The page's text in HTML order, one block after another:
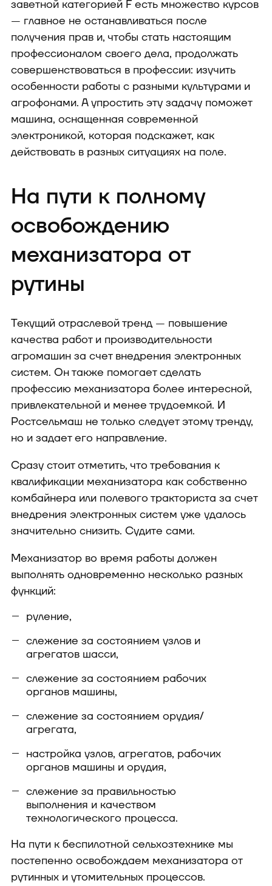
заветной категорией F есть множество курсов
— главное не останавливаться после
получения прав и, чтобы стать настоящим
профессионалом своего дела, продолжать
совершенствоваться в профессии: изучить
особенности работы с разными культурами и
агрофонами. А упростить эту задачу поможет
машина, оснащенная современной
электроникой, которая подскажет, как
действовать в разных ситуациях на поле.
На пути к полному
освобождению
механизатора от
рутины
Текущий отраслевой тренд — повышение
качества работ и производительности
агромашин за счет внедрения электронных
систем. Он также помогает сделать
профессию механизатора более интересной,
привлекательной и менее трудоемкой. И
Ростсельмаш не только следует этому тренду,
но и задает его направление.
Сразу стоит отметить, что требования к
квалификации механизатора как собственно
комбайнера или полевого тракториста за счет
внедрения электронных систем уже удалось
значительно снизить. Судите сами.
Механизатор во время работы должен
выполнять одновременно несколько разных
функций:
руление,
слежение за состоянием узлов и
агрегатов шасси,
слежение за состоянием рабочих
органов машины,
слежение за состоянием орудия/
агрегата,
настройка узлов, агрегатов, рабочих
органов машины и орудия,
слежение за правильностью
выполнения и качеством
технологического процесса.
На пути к беспилотной сельхозтехнике мы
постепенно освобождаем механизатора от
рутинных и утомительных процессов.